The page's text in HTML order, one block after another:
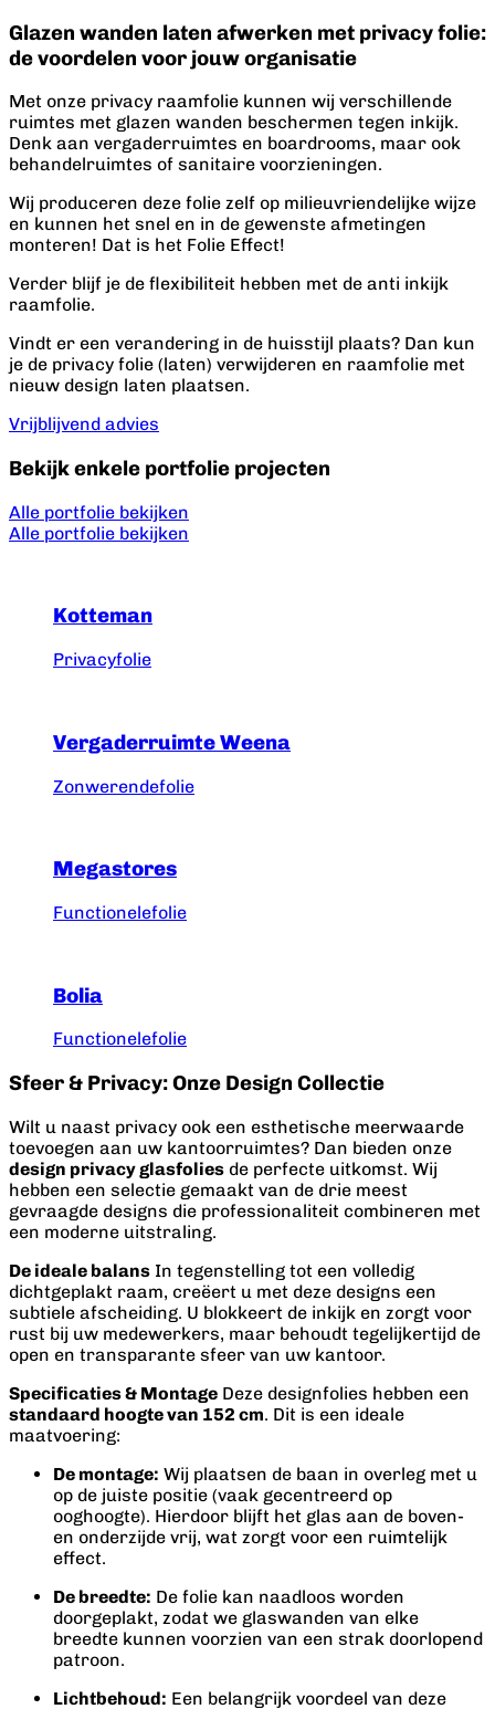
Glazen wanden laten afwerken met privacy folie:
de voordelen voor jouw organisatie
Met onze privacy raamfolie kunnen wij verschillende
ruimtes met glazen wanden beschermen tegen inkijk.
Denk aan vergaderruimtes en boardrooms, maar ook
behandelruimtes of sanitaire voorzieningen.
Wij produceren deze folie zelf op milieuvriendelijke wijze
en kunnen het snel en in de gewenste afmetingen
monteren! Dat is het Folie Effect!
Verder blijf je de flexibiliteit hebben met de anti inkijk
raamfolie.
Vindt er een verandering in de huisstijl plaats? Dan kun
je de privacy folie (laten) verwijderen en raamfolie met
nieuw design laten plaatsen.
Vrijblijvend advies
Bekijk enkele portfolie projecten
Alle portfolie bekijken
Alle portfolie bekijken
Kotteman
Privacyfolie
Vergaderruimte Weena
Zonwerendefolie
Megastores
Functionelefolie
Bolia
Functionelefolie
Sfeer & Privacy: Onze Design Collectie
Wilt u naast privacy ook een esthetische meerwaarde
toevoegen aan uw kantoorruimtes? Dan bieden onze
design privacy glasfolies de perfecte uitkomst. Wij
hebben een selectie gemaakt van de drie meest
gevraagde designs die professionaliteit combineren met
een moderne uitstraling.
De ideale balans In tegenstelling tot een volledig
dichtgeplakt raam, creëert u met deze designs een
subtiele afscheiding. U blokkeert de inkijk en zorgt voor
rust bij uw medewerkers, maar behoudt tegelijkertijd de
open en transparante sfeer van uw kantoor.
Specificaties & Montage Deze designfolies hebben een
standaard hoogte van 152 cm. Dit is een ideale
maatvoering:
De montage: Wij plaatsen de baan in overleg met u
op de juiste positie (vaak gecentreerd op
ooghoogte). Hierdoor blijft het glas aan de boven-
en onderzijde vrij, wat zorgt voor een ruimtelijk
effect.
De breedte: De folie kan naadloos worden
doorgeplakt, zodat we glaswanden van elke
breedte kunnen voorzien van een strak doorlopend
patroon.
Lichtbehoud: Een belangrijk voordeel van deze